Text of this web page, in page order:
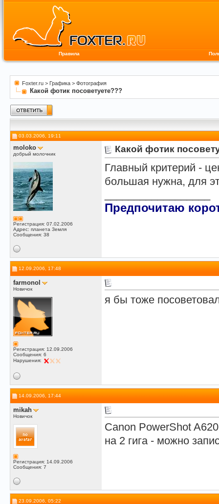
Правила
Foxter.ru > Графика > Фотография
Какой фотик посоветуете???
03.03.2006, 19:11
moloko
добрый молочник
Регистрация: 07.02.2006
Адрес: планета Земля
Сообщения: 38
Какой фотик
Главный критерий -
большая нужна, для
Предпочитаю
12.09.2006, 17:48
farmonol
Новичок
Регистрация: 12.09.2006
Сообщения: 6
Нарушения:
я бы тоже
14.09.2006, 17:44
mikah
Новичок
Регистрация: 14.09.2006
Сообщения: 7
Canon PowerShot
на 2 гига - можно
23.09.2006, 05:22